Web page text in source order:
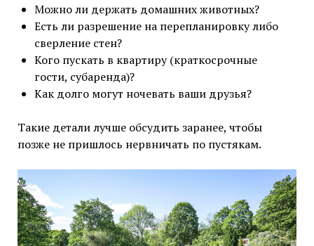
Можно ли держать домашних животных?
Есть ли разрешение на перепланировку либо
сверление стен?
Кого пускать в квартиру (краткосрочные
гости, субаренда)?
Как долго могут ночевать ваши друзья?
Такие детали лучше обсудить заранее, чтобы
позже не пришлось нервничать по пустякам.